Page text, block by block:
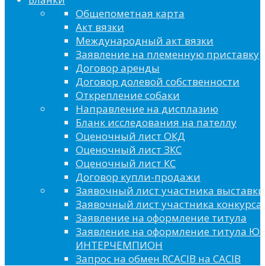
Общепометная карта
Акт вязки
Международный акт вязки
Заявление на племенную приставку
Договор аренды
Договор долевой собственности
Открепление собаки
Направление на дисплазию
Бланк исследования на пателлу
Оценочный лист ОКД
Оценочный лист ЗКС
Оценочный лист КС
Договор купли-продажи
Заявочный лист участника выставки
Заявочный лист участника конкурса
Заявление на оформление титула
Заявление на оформление титула
ИНТЕРЧЕМПИОН
Запрос на обмен RCACIB на CACIB